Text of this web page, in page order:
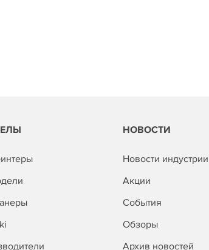
НОВОСТИ
Новости индустрии
Акции
События
Обзоры
Архив новостей